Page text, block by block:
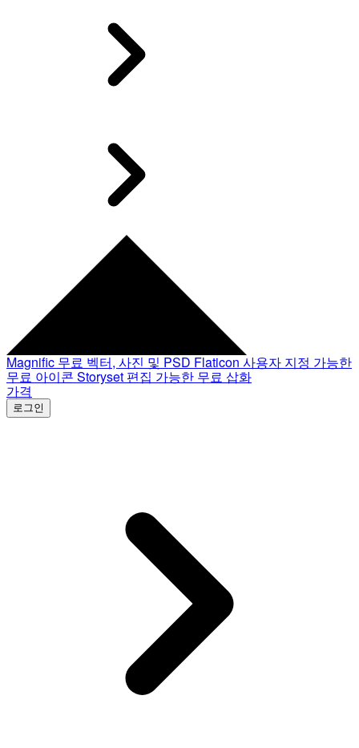
Magnific 무료 벡터, 사진 및 PSD Flaticon 사용자 지정 가능한
무료 아이콘 Storyset 편집 가능한 무료 삽화
가격
로그인